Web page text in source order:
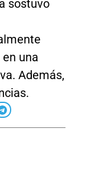
sostuvo
una
Además,